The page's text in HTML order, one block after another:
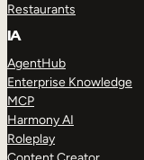
Restaurants
IA
AgentHub
Enterprise Knowledge
MCP
Harmony AI
Roleplay